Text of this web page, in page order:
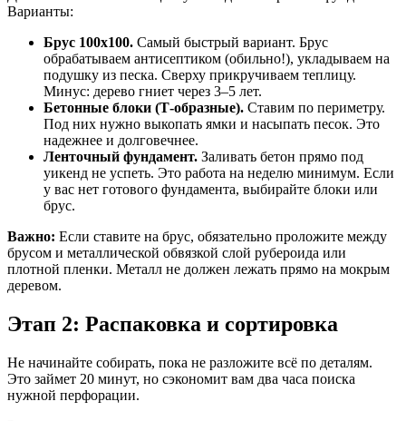
Варианты:
Брус 100х100. Самый быстрый вариант. Брус
обрабатываем антисептиком (обильно!), укладываем на
подушку из песка. Сверху прикручиваем теплицу.
Минус: дерево гниет через 3–5 лет.
Бетонные блоки (Т-образные). Ставим по периметру.
Под них нужно выкопать ямки и насыпать песок. Это
надежнее и долговечнее.
Ленточный фундамент. Заливать бетон прямо под
уикенд не успеть. Это работа на неделю минимум. Если
у вас нет готового фундамента, выбирайте блоки или
брус.
Важно: Если ставите на брус, обязательно проложите между
брусом и металлической обвязкой слой рубероида или
плотной пленки. Металл не должен лежать прямо на мокрым
деревом.
Этап 2: Распаковка и сортировка
Не начинайте собирать, пока не разложите всё по деталям.
Это займет 20 минут, но сэкономит вам два часа поиска
нужной перфорации.